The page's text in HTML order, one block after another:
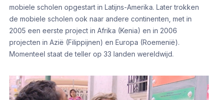
mobiele scholen opgestart in Latijns-Amerika. Later trokken
de mobiele scholen ook naar andere continenten, met in
2005 een eerste project in Afrika (Kenia) en in 2006
projecten in Azië (Filippijnen) en Europa (Roemenië).
Momenteel staat de teller op 33 landen wereldwijd.